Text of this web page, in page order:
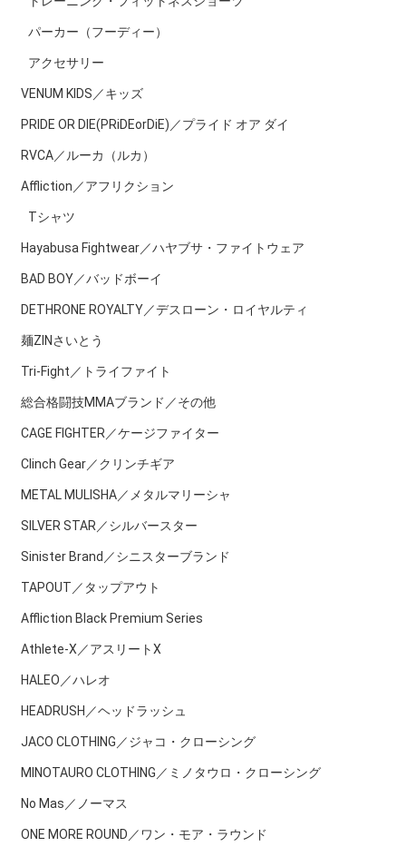
パーカー（フーディー）
アクセサリー
VENUM KIDS／キッズ
PRIDE OR DIE(PRiDEorDiE)／プライド オア ダイ
RVCA／ルーカ（ルカ）
Affliction／アフリクション
Tシャツ
Hayabusa Fightwear／ハヤブサ・ファイトウェア
BAD BOY／バッドボーイ
DETHRONE ROYALTY／デスローン・ロイヤルティ
麺ZINさいとう
Tri-Fight／トライファイト
総合格闘技MMAブランド／その他
CAGE FIGHTER／ケージファイター
Clinch Gear／クリンチギア
METAL MULISHA／メタルマリーシャ
SILVER STAR／シルバースター
Sinister Brand／シニスターブランド
TAPOUT／タップアウト
Affliction Black Premium Series
Athlete-X／アスリートX
HALEO／ハレオ
HEADRUSH／ヘッドラッシュ
JACO CLOTHING／ジャコ・クローシング
MINOTAURO CLOTHING／ミノタウロ・クローシング
No Mas／ノーマス
ONE MORE ROUND／ワン・モア・ラウンド